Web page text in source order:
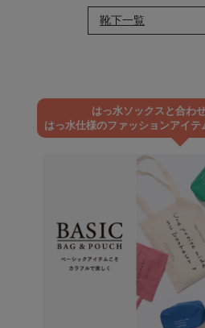
靴下一覧
はっ水ソックスと合わ
はっ水仕様のファッションアイテ